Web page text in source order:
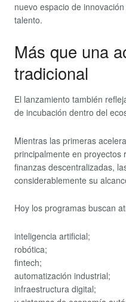
nuevo espacio de
talento.
Más que una
tradicional
El lanzamiento también
de incubación dentro del
Mientras las primeras
principalmente en proyectos
finanzas descentralizadas,
considerablemente su
Hoy los programas buscan
inteligencia artificial;
robótica;
fintech;
automatización industrial;
infraestructura digital;